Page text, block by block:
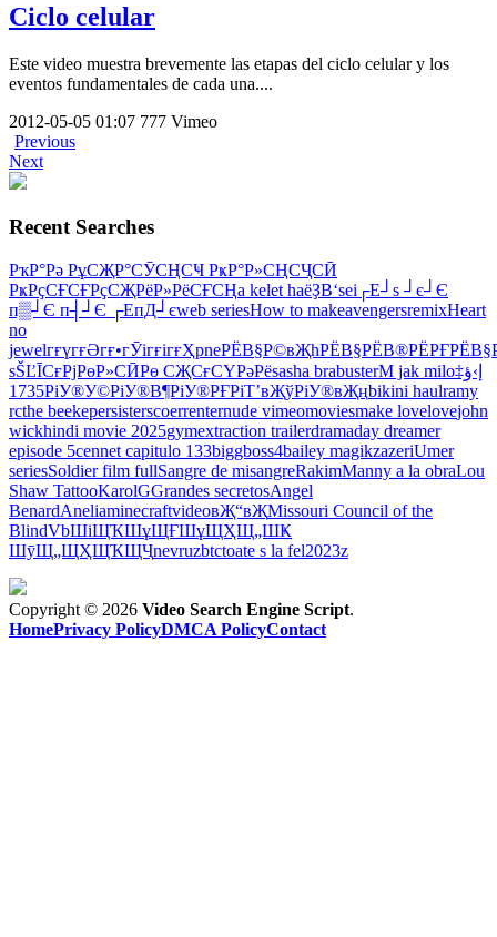
Ciclo celular
Este video muestra brevemente las etapas del ciclo celular y los
eventos fundamentales de cada una....
2012-05-05 01:07 777 Vimeo
Previous
Next
Recent Searches
РҡР°Рә РұСҖР°СӮСҢСҸ РҝР°Р»СҢСҶСӢ
РҝРҫСҒСҒРҫСҖРёР»РёСҒСҢa kelet hаёҘВ‘sei ┌Е┘ѕ ┘є┘Є
п▒┘Є п┤┘Є ┌ЕпД┘єweb seriesHow to makeavengersremixHeart
no
jewelгғүгғӘгғ•гӮігғігғҲpne
sŠĽĪСғРјРөР»СӢРө СҖСғСҮРәРёsasha brabusterM jak miloإ›ؤ‡
1735РіУ®У©РіУ®В¶РіУ®РҒРіТ’вҖўРіУ®вҖңbikini haulramy
rcthe beekepersisterscoerrenternude vimeomoviesmake lovelovejohn
wickhindi movie 2025gymextraction trailerdramaday dreamer
episode 5cennet capitulo 133biggboss4bailey magikzazeriUmer
seriesSoldier film fullSangre de misangreRakimManny a la obraLou
Shaw TattooKarolGGrandes secretosAngel
BenardAneliaminecraftvideoвҖ“вҖMissouri Council of the
BlindVbШіЩҠШұЩҒШұЩҲЩ„ШҜ
ШӯЩ„ЩҲЩҠЩҶnevruzbtctoate s la fel2023z
Copyright © 2026 Video Search Engine Script.
HomePrivacy PolicyDMCA PolicyContact